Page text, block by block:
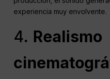
experiencia muy envolvente.
4. Realismo